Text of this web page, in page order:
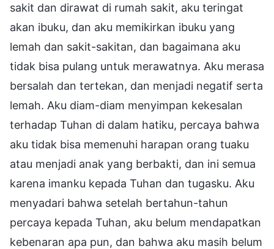
sakit dan dirawat di rumah sakit, aku teringat
akan ibuku, dan aku memikirkan ibuku yang
lemah dan sakit-sakitan, dan bagaimana aku
tidak bisa pulang untuk merawatnya. Aku merasa
bersalah dan tertekan, dan menjadi negatif serta
lemah. Aku diam-diam menyimpan kekesalan
terhadap Tuhan di dalam hatiku, percaya bahwa
aku tidak bisa memenuhi harapan orang tuaku
atau menjadi anak yang berbakti, dan ini semua
karena imanku kepada Tuhan dan tugasku. Aku
menyadari bahwa setelah bertahun-tahun
percaya kepada Tuhan, aku belum mendapatkan
kebenaran apa pun, dan bahwa aku masih belum